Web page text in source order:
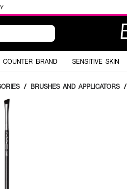
COUNTER BRAND SENSITIVE SKIN
/ BRUSHES AND APPLICATORS /